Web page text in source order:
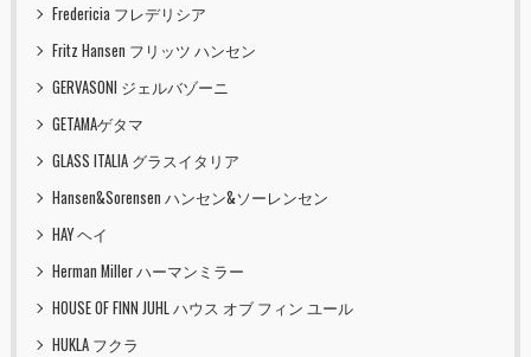
Fredericia フレデリシア
Fritz Hansen フリッツ ハンセン
GERVASONI ジェルバゾーニ
GETAMAゲタマ
GLASS ITALIA グラスイタリア
Hansen&Sorensen ハンセン&ソーレンセン
HAY ヘイ
Herman Miller ハーマンミラー
HOUSE OF FINN JUHL ハウス オブ フィン ユール
HUKLA フクラ